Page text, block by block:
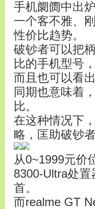
手机阛阓中出
一个客不雅、
性价比趋势。
破钞者可以把
比的手机型号
而且也可以看
同期也意味着
比。
在这种情况下
略，匡助破钞
从0~1999元价
8300-Ultra处
首。
而realme GT